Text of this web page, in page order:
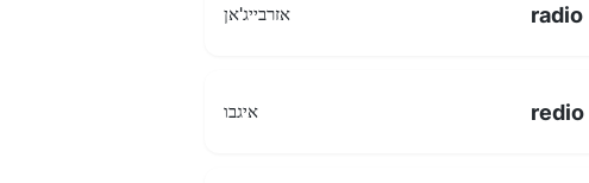
אזרבייג'אן radio
איגבו redio